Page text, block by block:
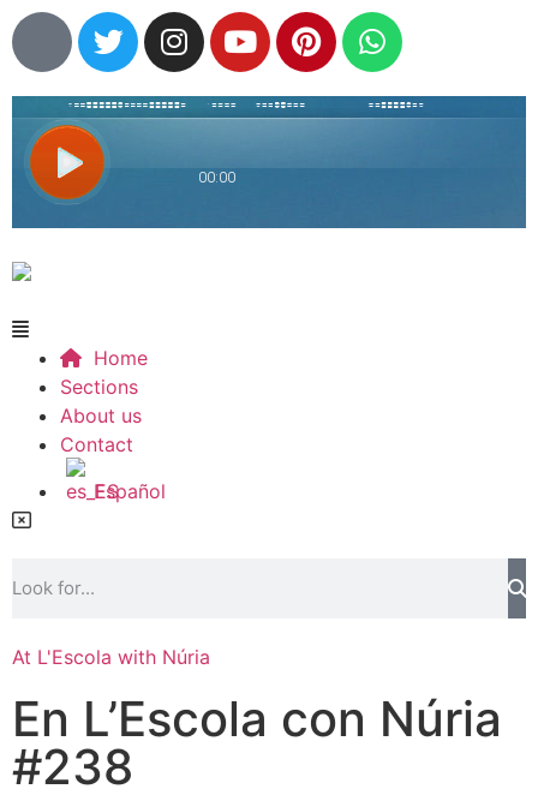
Home
Sections
About us
Contact
Español
At L'Escola with Núria
En L’Escola con Núria
#238